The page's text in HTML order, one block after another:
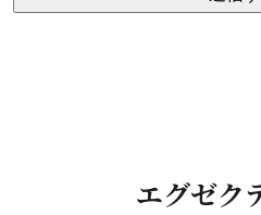
エグゼク